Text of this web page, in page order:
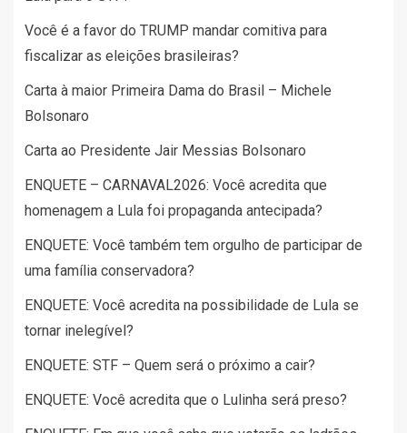
Você é a favor do TRUMP mandar comitiva para
fiscalizar as eleições brasileiras?
Carta à maior Primeira Dama do Brasil – Michele
Bolsonaro
Carta ao Presidente Jair Messias Bolsonaro
ENQUETE – CARNAVAL2026: Você acredita que
homenagem a Lula foi propaganda antecipada?
ENQUETE: Você também tem orgulho de participar de
uma família conservadora?
ENQUETE: Você acredita na possibilidade de Lula se
tornar inelegível?
ENQUETE: STF – Quem será o próximo a cair?
ENQUETE: Você acredita que o Lulinha será preso?